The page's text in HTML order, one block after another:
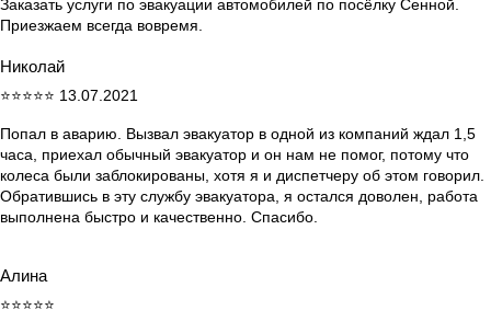
Заказать услуги по эвакуации автомобилей по посёлку Сенной.
Приезжаем всегда вовремя.
Николай
⭐⭐⭐⭐⭐ 13.07.2021
Попал в аварию. Вызвал эвакуатор в одной из компаний ждал 1,5
часа, приехал обычный эвакуатор и он нам не помог, потому что
колеса были заблокированы, хотя я и диспетчеру об этом говорил.
Обратившись в эту службу эвакуатора, я остался доволен, работа
выполнена быстро и качественно. Спасибо.
Алина
⭐⭐⭐⭐⭐